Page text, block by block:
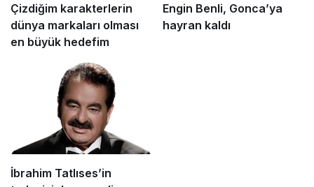
Çizdiğim karakterlerin
dünya markaları olması
en büyük hedefim
Engin Benli, Gonca’ya
hayran kaldı
İbrahim Tatlıses’in